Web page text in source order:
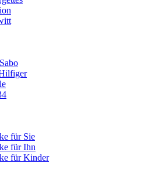
für Sie
für Ihn
für Kinder